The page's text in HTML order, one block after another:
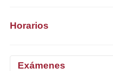
Horarios
Exámenes